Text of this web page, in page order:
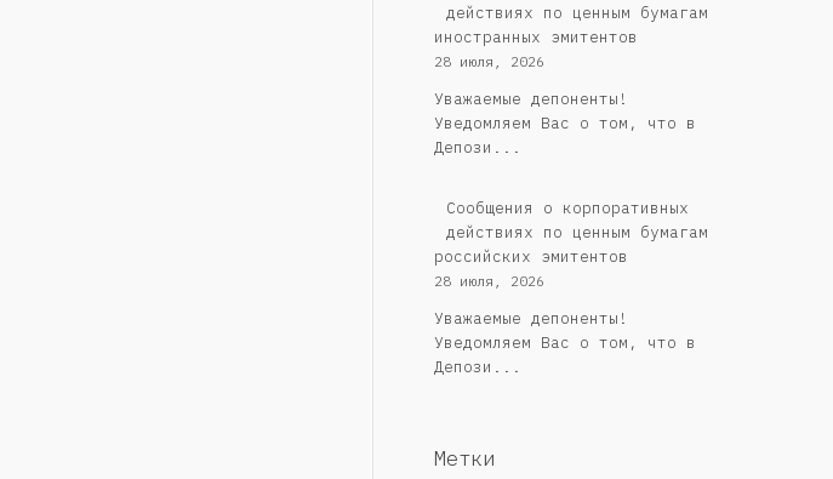
действиях по ценным бумагам
иностранных эмитентов
28 июля, 2026
Уважаемые депоненты!
Уведомляем Вас о том, что в
Депози...
Cообщения о корпоративных
действиях по ценным бумагам
российских эмитентов
28 июля, 2026
Уважаемые депоненты!
Уведомляем Вас о том, что в
Депози...
Метки